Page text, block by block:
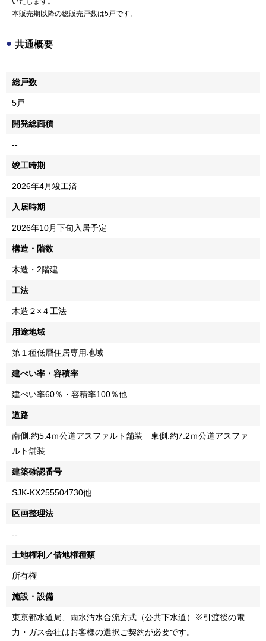
本販売期以降の総販売戸数は5戸です。
共通概要
総戸数
5戸
開発総面積
--
竣工時期
2026年4月竣工済
入居時期
2026年10月下旬入居予定
構造・階数
木造・2階建
工法
木造２×４工法
用途地域
第１種低層住居専用地域
建ぺい率・容積率
建ぺい率60％・容積率100％他
道路
南側:約5.4ｍ公道アスファルト舗装 東側:約7.2ｍ公道アスファ
ルト舗装
建築確認番号
SJK-KX255504730他
区画整理法
--
土地権利／借地権種類
所有権
施設・設備
東京都水道局、雨水汚水合流方式（公共下水道）※引渡後の電
力・ガス会社はお客様の選択ご契約が必要です。